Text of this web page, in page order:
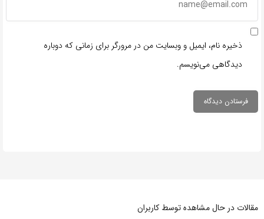
ذخیره نام، ایمیل و وبسایت من در مرورگر برای زمانی که دوباره
دیدگاهی می‌نویسم.
مقالات در حال مشاهده توسط کاربران